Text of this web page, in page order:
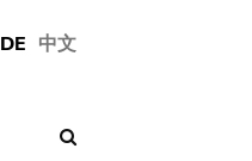
DE 中文